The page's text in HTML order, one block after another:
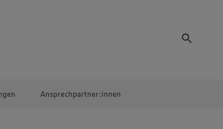
Ansprechpartner:innen